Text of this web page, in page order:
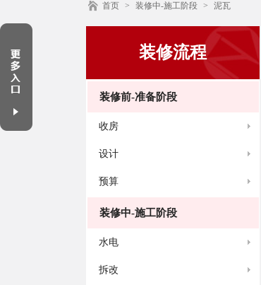
首页 > 装修中-施工阶段 > 泥瓦
装修流程
装修前-准备阶段
收房
设计
预算
装修中-施工阶段
水电
拆改